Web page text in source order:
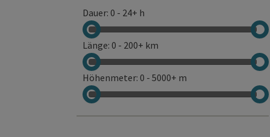
Dauer: 0 - 24+ h
Länge: 0 - 200+ km
Höhenmeter: 0 - 5000+ m